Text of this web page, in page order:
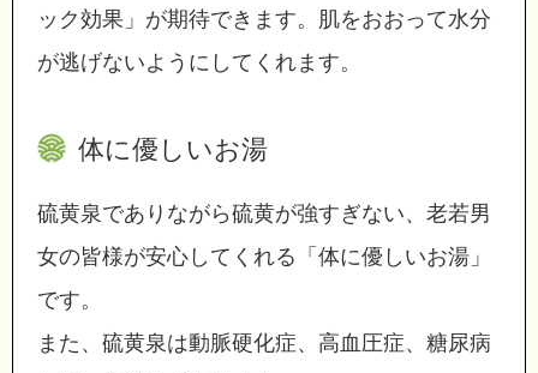
ック効果」が期待できます。肌をおおって水分
が逃げないようにしてくれます。
体に優しいお湯
硫黄泉でありながら硫黄が強すぎない、老若男
女の皆様が安心してくれる「体に優しいお湯」
です。
また、硫黄泉は動脈硬化症、高血圧症、糖尿病